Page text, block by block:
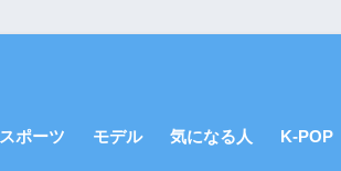
スポーツ モデル 気になる人 K-POP